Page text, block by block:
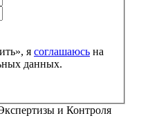
я соглашаюсь на
данных.